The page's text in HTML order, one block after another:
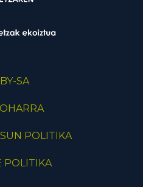
SA
POLITIKA
POLITIKA